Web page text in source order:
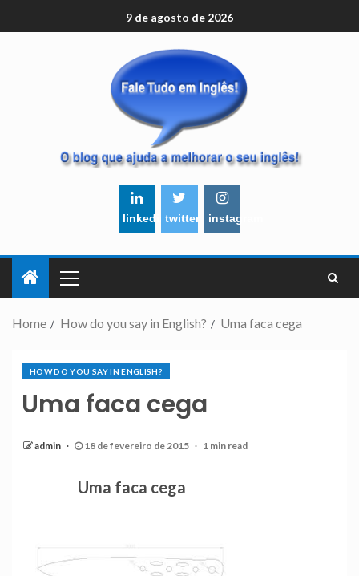
9 de agosto de 2026
linkedintwitter instagram
Home How do you say in English? Uma faca cega
HOW DO YOU SAY IN ENGLISH?
Uma faca cega
admin 18 de fevereiro de 2015 1 min read
Uma faca cega